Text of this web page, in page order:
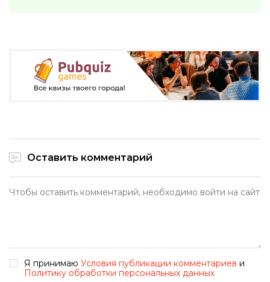
Оставить комментарий
Я принимаю Условия публикации комментариев и
Политику обработки персональных данных